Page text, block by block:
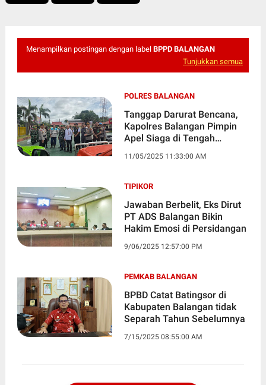
Menampilkan postingan dengan label BPPD BALANGAN
Tunjukkan semua
POLRES BALANGAN
Tanggap Darurat Bencana,
Kapolres Balangan Pimpin
Apel Siaga di Tengah
11/05/2025 11:33:00 AM
TIPIKOR
Jawaban Berbelit, Eks Dirut
PT ADS Balangan Bikin
Hakim Emosi di Persidangan
9/06/2025 12:57:00 PM
PEMKAB BALANGAN
BPBD Catat Batingsor di
Kabupaten Balangan tidak
Separah Tahun Sebelumnya
7/15/2025 08:55:00 AM